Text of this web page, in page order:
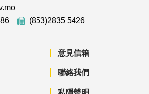
(853)2835 5426
意見信箱
聯絡我們